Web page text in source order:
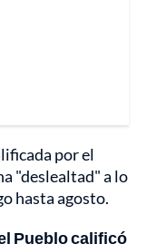
por el
"deslealtad" a lo
hasta agosto.
Pueblo calificó